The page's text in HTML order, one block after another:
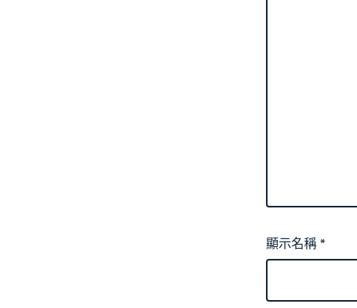
顯示名稱*